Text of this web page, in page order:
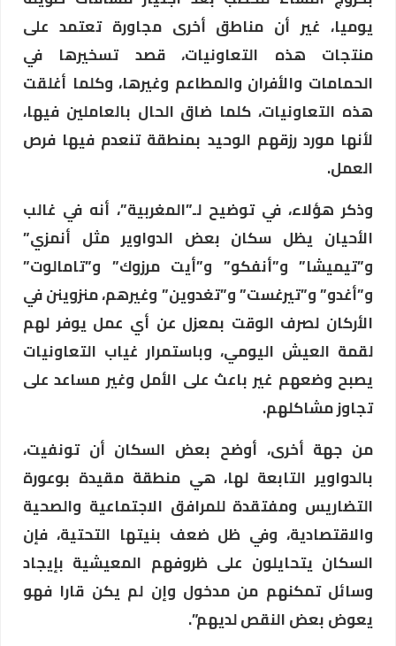
يوميا، غير أن مناطق أخرى مجاورة تعتمد على
منتجات هذه التعاونيات، قصد تسخيرها في
الحمامات والأفران والمطاعم وغيرها، وكلما أغلقت
هذه التعاونيات، كلما ضاق الحال بالعاملين فيها،
لأنها مورد رزقهم الوحيد بمنطقة تنعدم فيها فرص
العمل.
وذكر هؤلاء، في توضيح لـ”المغربية”، أنه في غالب
الأحيان يظل سكان بعض الدواوير مثل أنمزي”
و”تيميشا” و”أنفكو” و”أيت مرزوك” و”تامالوت”
و”أغدو” و”تيرغست” و”تغدوين” وغيرهم، منزوينن في
الأركان لصرف الوقت بمعزل عن أي عمل يوفر لهم
لقمة العيش اليومي، وباستمرار غياب التعاونيات
يصبح وضعهم غير باعث على الأمل وغير مساعد على
تجاوز مشاكلهم.
من جهة أخرى، أوضح بعض السكان أن تونفيت،
بالدواوير التابعة لها، هي منطقة مقيدة بوعورة
التضاريس ومفتقدة للمرافق الاجتماعية والصحية
والاقتصادية، وفي ظل ضعف بنيتها التحتية، فإن
السكان يتحايلون على ظروفهم المعيشية بإيجاد
وسائل تمكنهم من مدخول وإن لم يكن قارا فهو
يعوض بعض النقص لديهم”.